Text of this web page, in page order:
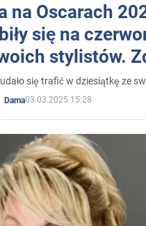
na Oscarach
się na
stylistów.
się trafić w dziesiątkę ze
Dama03.03.2025 15:28